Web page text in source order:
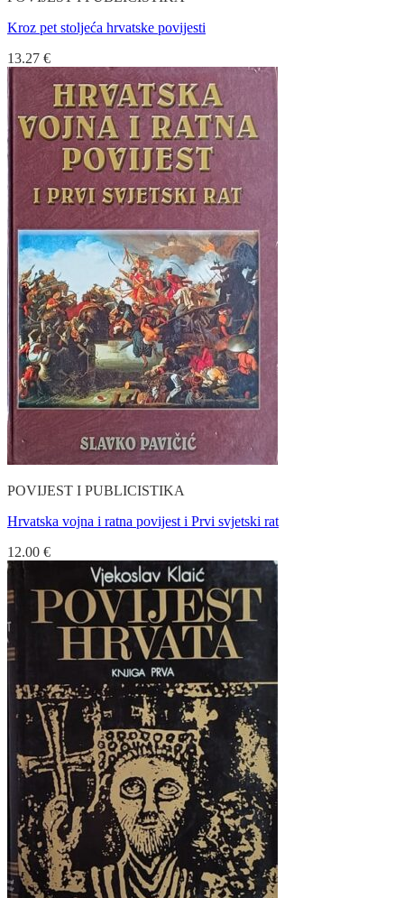
Kroz pet stoljeća hrvatske povijesti
13.27 €
POVIJEST I PUBLICISTIKA
Hrvatska vojna i ratna povijest i Prvi svjetski rat
12.00 €